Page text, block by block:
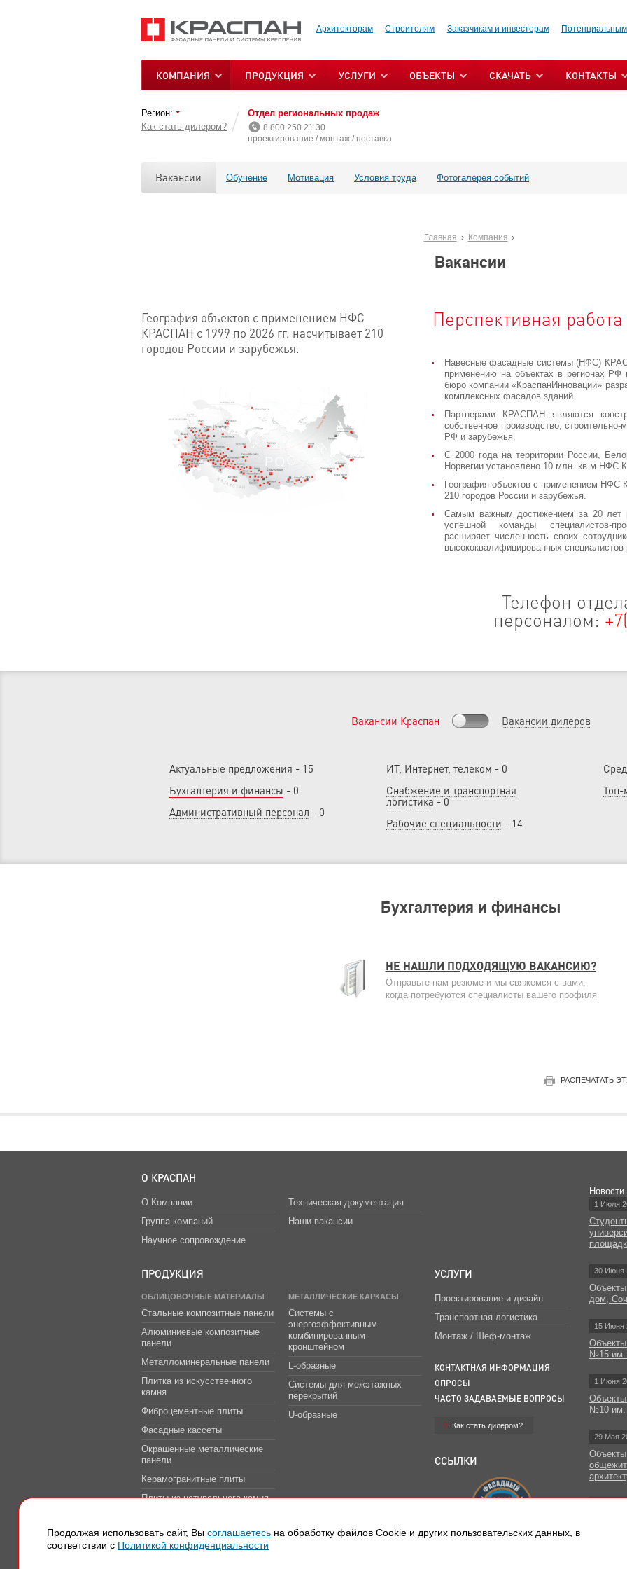
Архитекторам Строителям Заказчикам и инвесторам
КОМПАНИЯ ПРОДУКЦИЯ УСЛУГИ ОБЪЕКТЫ СКАЧАТЬ КОНТАКТЫ
Регион:
Как стать дилером?
Отдел региональных продаж
8 800 250 21 30
проектирование / монтаж / поставка
Вакансии Обучение Мотивация Условия труда Фотогалерея событий
Главная Компания
Вакансии
География объектов с применением НФС
КРАСПАН с 1999 по 2026 гг. насчитывает 210
городов России и зарубежья.
Перспективная
Навесные фасадные системы (НФС)
применению на объектах в регионах РФ
бюро компании «КраспанИнновации»
комплексных фасадов зданий.
Партнерами КРАСПАН являются
собственное производство,
РФ и зарубежья.
С 2000 года на территории России,
Норвегии установлено 10 млн. кв.м НФС
География объектов с применением НФС
210 городов России и зарубежья.
Самым важным достижением за 20 лет
успешной команды специалистов-
расширяет численность своих
высококвалифицированных
Телефон
персоналом:
Вакансии Краспан Вакансии дилеров
Актуальные предложения - 15
Бухгалтерия и финансы - 0
Административный персонал - 0
ИТ, Интернет, телеком - 0
Снабжение и транспортная
логистика- 0
Рабочие специальности - 14
Топ-
Бухгалтерия и финансы
НЕ НАШЛИ ПОДХОДЯЩУЮ ВАКАНСИЮ?
Отправьте нам резюме и мы свяжемся с вами,
когда потребуются специалисты вашего профиля
РАСПЕЧАТАТЬ
О КРАСПАН
О Компании
Группа компаний
Научное сопровождение
Техническая документация
Наши вакансии
ПРОДУКЦИЯ
ОБЛИЦОВОЧНЫЕ МАТЕРИАЛЫ
Стальные композитные панели
Алюминиевые композитные
панели
Металломинеральные панели
Плитка из искусственного
камня
Фиброцементные плиты
Фасадные кассеты
Окрашенные металлические
панели
Керамогранитные плиты
Плиты из натурального камня
декоративной облицовки
транспортных тоннелей
МЕТАЛЛИЧЕСКИЕ КАРКАСЫ
Системы с
энергоэффективным
комбинированным
кронштейном
L-образные
Системы для межэтажных
перекрытий
U-образные
УСЛУГИ
Проектирование и дизайн
Транспортная логистика
Монтаж / Шеф-монтаж
КОНТАКТНАЯ ИНФОРМАЦИЯ
ОПРОСЫ
ЧАСТО ЗАДАВАЕМЫЕ ВОПРОСЫ
Как стать дилером?
ССЫЛКИ
1 Июля
30 Июня
дом,
15 Июня
Объекты
№15 им.
1 Июня
Объекты
№10 им.
29 Мая
Объекты
Продолжая использовать сайт, Высоглашаетесь на обработку файлов Сookie и других пользовательских данных, в
соответствии с Политикой конфиденциальности